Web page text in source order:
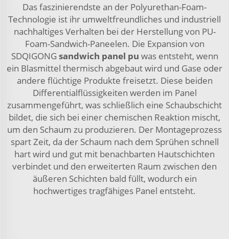
Das faszinierendste an der Polyurethan-Foam-
Technologie ist ihr umweltfreundliches und industriell
nachhaltiges Verhalten bei der Herstellung von PU-
Foam-Sandwich-Paneelen. Die Expansion von
SDQIGONG sandwich panel pu was entsteht, wenn
ein Blasmittel thermisch abgebaut wird und Gase oder
andere flüchtige Produkte freisetzt. Diese beiden
Differentialflüssigkeiten werden im Panel
zusammengeführt, was schließlich eine Schaubschicht
bildet, die sich bei einer chemischen Reaktion mischt,
um den Schaum zu produzieren. Der Montageprozess
spart Zeit, da der Schaum nach dem Sprühen schnell
hart wird und gut mit benachbarten Hautschichten
verbindet und den erweiterten Raum zwischen den
äußeren Schichten bald füllt, wodurch ein
hochwertiges tragfähiges Panel entsteht.